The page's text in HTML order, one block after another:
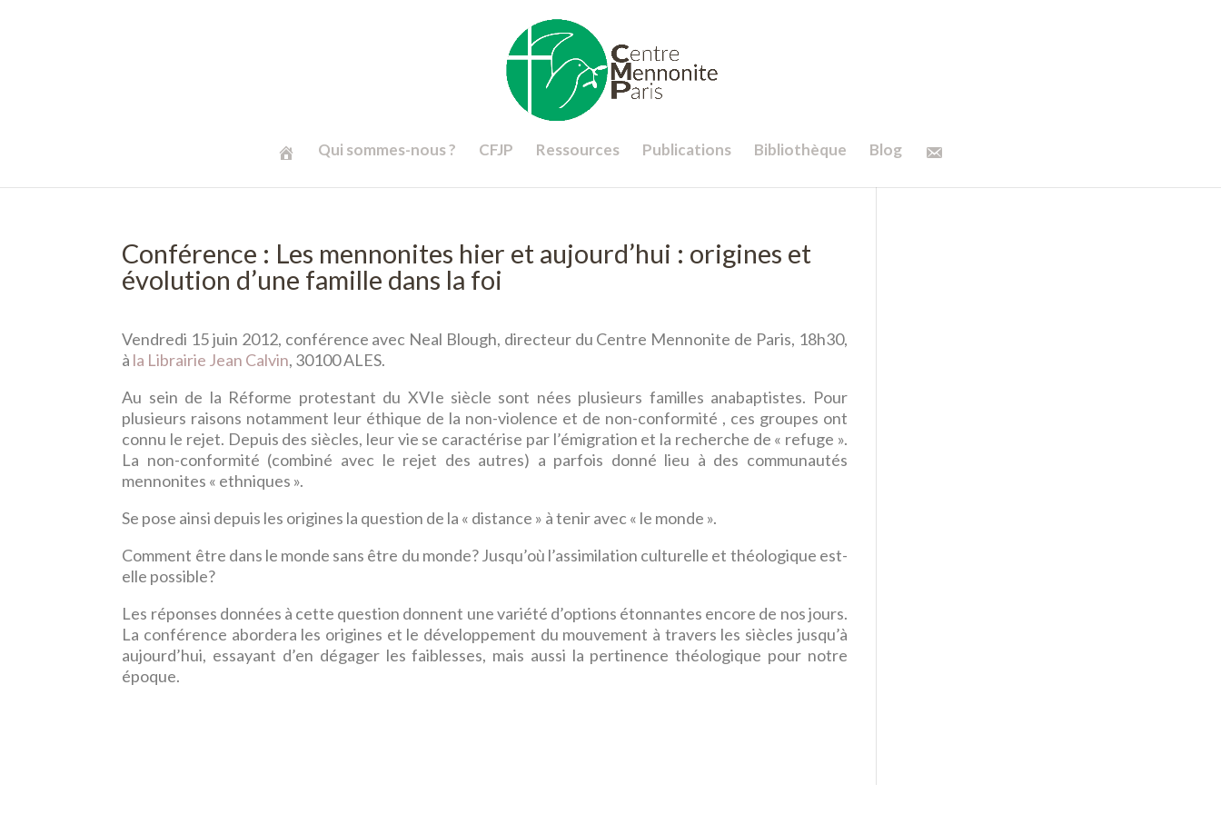
Qui sommes-nous ? CFJP Ressources Publications Bibliothèque Blog
Conférence : Les mennonites hier et aujourd’hui : origines et
évolution d’une famille dans la foi
Vendredi 15 juin 2012, conférence avec Neal Blough, directeur du Centre Mennonite de Paris, 18h30,
à la Librairie Jean Calvin, 30100 ALES.
Au sein de la Réforme protestant du XVIe siècle sont nées plusieurs familles anabaptistes. Pour
plusieurs raisons notamment leur éthique de la non-violence et de non-conformité , ces groupes ont
connu le rejet. Depuis des siècles, leur vie se caractérise par l’émigration et la recherche de « refuge ».
La non-conformité (combiné avec le rejet des autres) a parfois donné lieu à des communautés
mennonites « ethniques ».
Se pose ainsi depuis les origines la question de la « distance » à tenir avec « le monde ».
Comment être dans le monde sans être du monde? Jusqu’où l’assimilation culturelle et théologique est-
elle possible?
Les réponses données à cette question donnent une variété d’options étonnantes encore de nos jours.
La conférence abordera les origines et le développement du mouvement à travers les siècles jusqu’à
aujourd’hui, essayant d’en dégager les faiblesses, mais aussi la pertinence théologique pour notre
époque.